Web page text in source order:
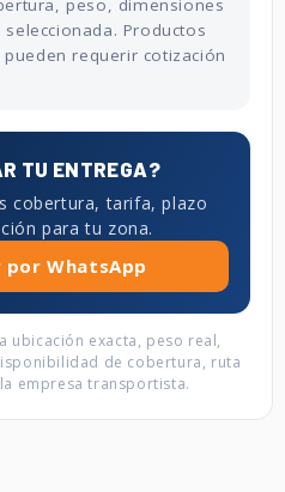
peso, dimensiones
Productos
requerir cotización
TU ENTREGA?
cobertura, tarifa, plazo
para tu zona.
por WhatsApp
ubicación exacta, peso real,
de cobertura, ruta
empresa transportista.